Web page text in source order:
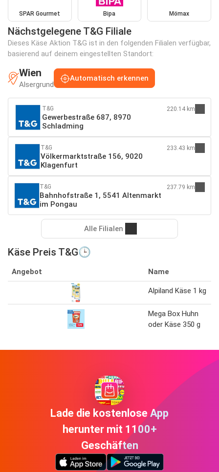
SPAR Gourmet Bipa Mömax
Nächstgelegene T&G Filiale
Dieses Käse Aktion T&G ist in den folgenden Filialen verfügbar,
basierend auf deinem eingestellten Standort:
Wien
Alsergrund
Automatisch erkennen
T&G
Gewerbestraße 687, 8970
Schladming
220.14 km
T&G
Völkermarktstraße 156, 9020
Klagenfurt
233.43 km
T&G
Bahnhofstraße 1, 5541 Altenmarkt
im Pongau
237.79 km
Alle Filialen
Käse Preis T&G🕒
Angebot Name
Alpiland Käse 1 kg
Mega Box Huhn
oder Käse 350 g
Lade die kostenlose App
herunter mit 1100+
Geschäften